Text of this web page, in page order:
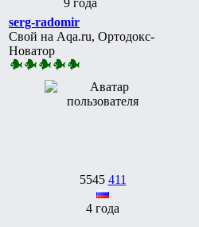
serg-radomir
Свой на Aqa.ru, Ортодокс-
Новатор
5545 411
4 года